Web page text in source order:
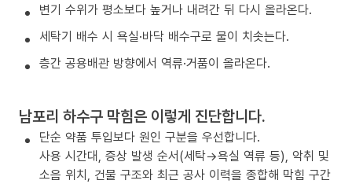
변기 수위가 평소보다 높거나 내려간 뒤 다시 올라온다.
세탁기 배수 시 욕실·바닥 배수구로 물이 치솟는다.
층간 공용배관 방향에서 역류·거품이 올라온다.
남포리 하수구 막힘은 이렇게 진단합니다.
단순 약품 투입보다 원인 구분을 우선합니다.
사용 시간대, 증상 발생 순서(세탁→욕실 역류 등), 악취 및
소음 위치, 건물 구조와 최근 공사 이력을 종합해 막힘 구간